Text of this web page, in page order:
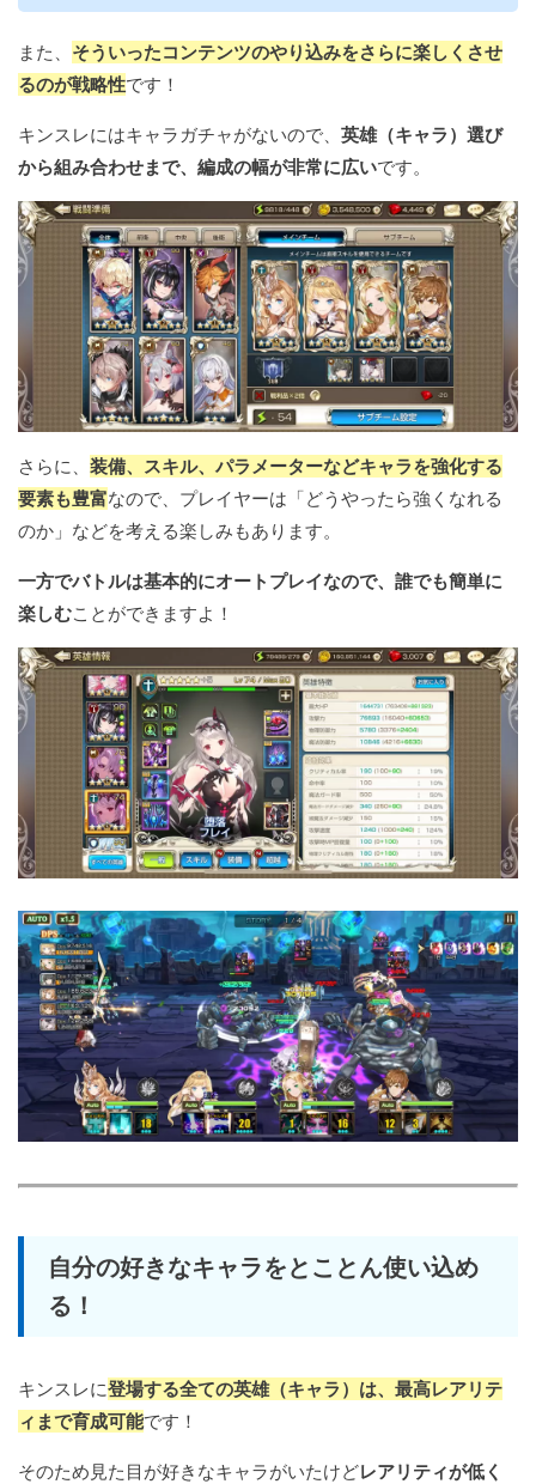
また、 そういったコンテンツのやり込みをさらに楽しくさせ
るのが戦略性です！
キンスレにはキャラガチャがないので、 英雄（キャラ）選び
から組み合わせまで、編成の幅が非常に広いです。
さらに、 装備、スキル、パラメーターなどキャラを強化する
要素も豊富なので、プレイヤーは「どうやったら強くなれる
のか」などを考える楽しみもあります。
一方でバトルは基本的にオートプレイなので、誰でも簡単に
楽しむことができますよ！
自分の好きなキャラをとことん使い込め
る！
キンスレに登場する全ての英雄（キャラ）は、最高レアリテ
ィまで育成可能です！
そのため見た目が好きなキャラがいたけどレアリティが低く